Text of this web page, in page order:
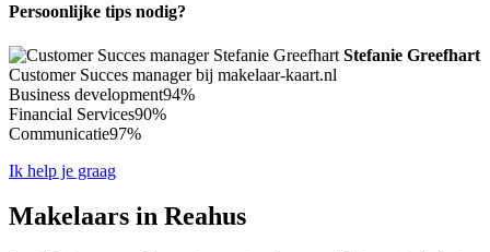
Persoonlijke tips nodig?
Stefanie Greefhart
Customer Succes manager bij makelaar-kaart.nl
Business development94%
Financial Services90%
Communicatie97%
Ik help je graag
Makelaars in Reahus